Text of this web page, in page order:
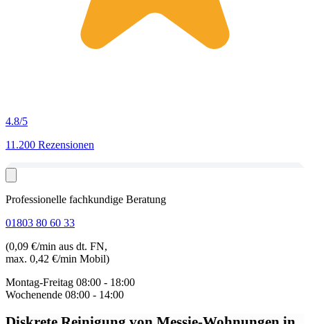
4.8/5
11.200 Rezensionen
Professionelle fachkundige Beratung
01803 80 60 33
(0,09 €/min aus dt. FN,
max. 0,42 €/min Mobil)
Montag-Freitag 08:00 - 18:00
Wochenende 08:00 - 14:00